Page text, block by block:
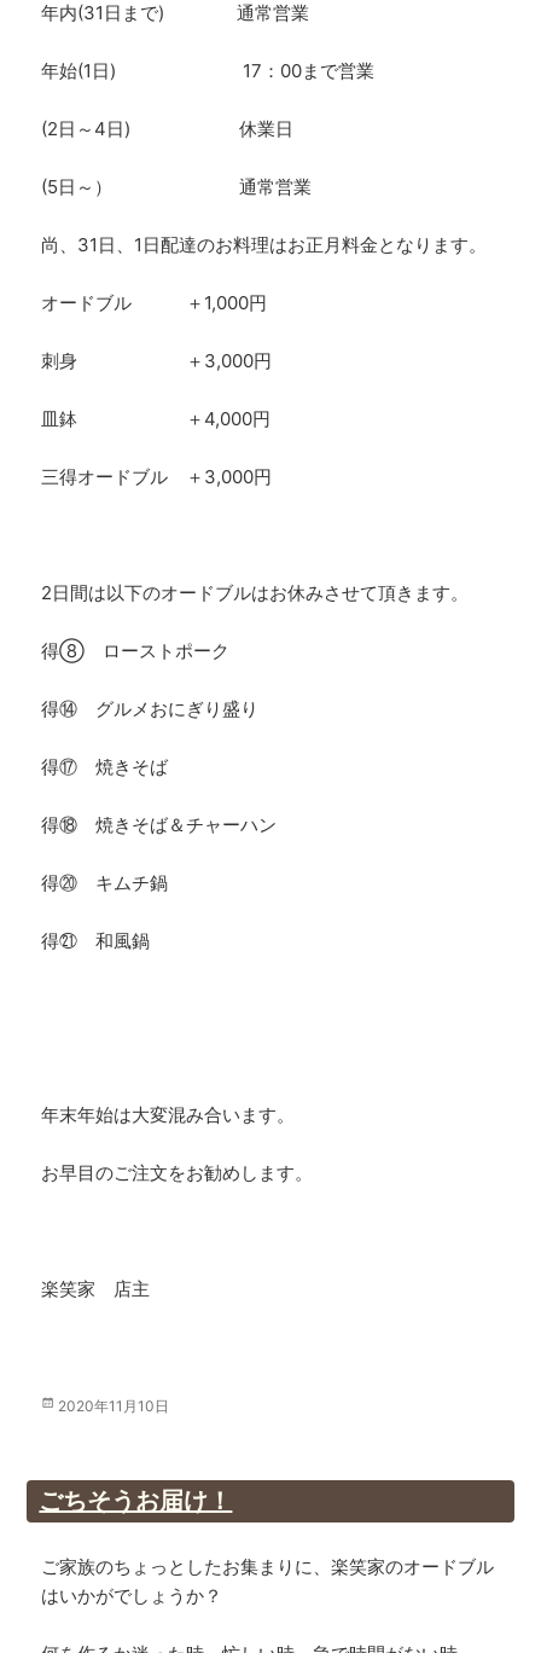
年内(31日まで) 通常営業
年始(1日) 17：00まで営業
(2日～4日) 休業日
(5日～） 通常営業
尚、31日、1日配達のお料理はお正月料金となります。
オードブル ＋1,000円
刺身 ＋3,000円
皿鉢 ＋4,000円
三得オードブル ＋3,000円
2日間は以下のオードブルはお休みさせて頂きます。
得⑧ ローストポーク
得⑭ グルメおにぎり盛り
得⑰ 焼きそば
得⑱ 焼きそば＆チャーハン
得⑳ キムチ鍋
得㉑ 和風鍋
年末年始は大変混み合います。
お早目のご注文をお勧めします。
楽笑家 店主
投
2020年11月10日
ごちそうお届け！
ご家族のちょっとしたお集まりに、楽笑家のオードブル
はいかがでしょうか？